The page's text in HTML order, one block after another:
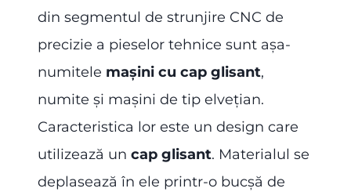
din segmentul de strunjire CNC de
precizie a pieselor tehnice sunt așa-
numitele mașini cu cap glisant,
numite și mașini de tip elvețian.
Caracteristica lor este un design care
utilizează un cap glisant. Materialul se
deplasează în ele printr-o bucșă de